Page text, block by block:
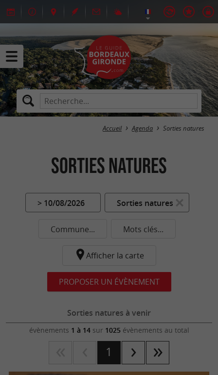
Accueil Agenda Sorties natures
Sorties natures
> 10/08/2026 Sorties natures
Commune... Mots clés...
Afficher la carte
PROPOSER UN ÉVÈNEMENT
Sorties natures à venir
évènements 1 à 14sur 1025 évènements au total
1